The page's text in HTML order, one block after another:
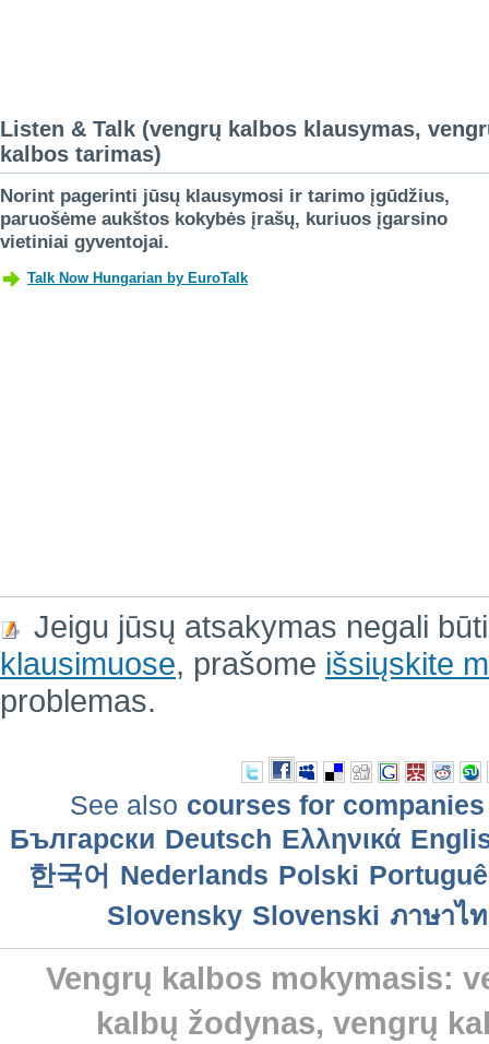
Listen & Talk (vengrų kalbos klausymas,
kalbos tarimas)
Norint pagerinti jūsų klausymosi ir tarimo įgūdžius,
paruošėme aukštos kokybės įrašų, kuriuos įgarsino
vietiniai gyventojai.
Jeigu jūsų atsakymas negali
klausimuose, prašome išsiųskite
problemas.
See also courses for companies
Български Deutsch Ελληνικά
한국어 Nederlands Polski
Slovensky Slovenski ภาษาไ
Vengrų kalbos mokymasis:
kalbų žodynas, vengrų